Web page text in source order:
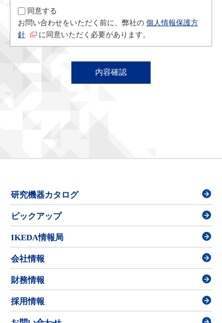
同意する
お問い合わせをいただく前に、弊社の 個人情報保護方
針
に同意いただく必要があります。
研究機器カタログ
ピックアップ
IKEDA情報局
会社情報
財務情報
採用情報